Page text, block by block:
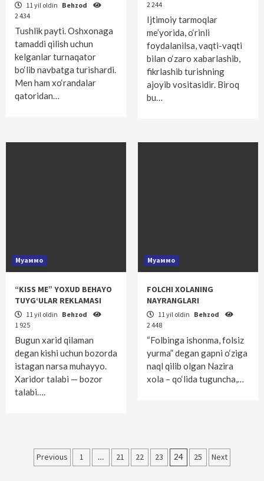
11 yil oldin Behzod
2 434
Tushlik payti. Oshxonaga
tamaddi qilish uchun
kelganlar turnaqator
bo‘lib navbatga turishardi.
Men ham xo‘randalar
qatoridan…
2 244
Ijtimoiy tarmoqlar
me’yorida, o‘rinli
foydalanilsa, vaqti-vaqti
bilan o‘zaro xabarlashib,
fikrlashib turishning
ajoyib vositasidir. Biroq
bu…
Муаммо
“KISS ME” YOXUD BEHAYO
TUYG‘ULAR REKLAMASI
11 yil oldin Behzod
1 925
Bugun xarid qilaman
degan kishi uchun bozorda
istagan narsa muhayyo.
Xaridor talabi — bozor
talabi….
Муаммо
FOLCHI XOLANING
NAYRANGLARI
11 yil oldin Behzod
2 448
“Folbinga ishonma, folsiz
yurma” degan gapni o‘ziga
naql qilib olgan Nazira
xola – qo‘lida tuguncha,…
Maqolalar
Previous 1 … 21 22 23 24 25 Next